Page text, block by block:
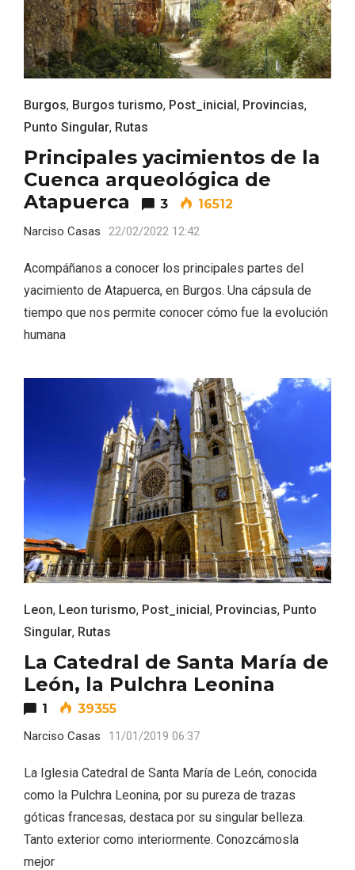
Burgos, Burgos turismo, Post_inicial, Provincias,
Punto Singular, Rutas
Principales yacimientos de la
Cuenca arqueológica de
Atapuerca
3 16512
Narciso Casas 22/02/2022 12:42
Acompáñanos a conocer los principales partes del
yacimiento de Atapuerca, en Burgos. Una cápsula de
tiempo que nos permite conocer cómo fue la evolución
humana
Leon, Leon turismo, Post_inicial, Provincias, Punto
Singular, Rutas
La Catedral de Santa María de
León, la Pulchra Leonina
1 39355
Narciso Casas 11/01/2019 06:37
La Iglesia Catedral de Santa María de León, conocida
como la Pulchra Leonina, por su pureza de trazas
góticas francesas, destaca por su singular belleza.
Tanto exterior como interiormente. Conozcámosla
mejor
ACCEDER
Fiesta de los Fueros 2026 de Sepúlveda
y Feria de Artesanía
Velay, una imagen renovada para el
vermouth de Valladolid